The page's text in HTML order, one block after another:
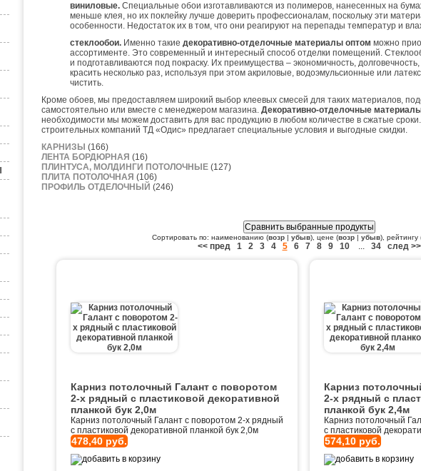
виниловые. Специальные обои изготавливаются из полимеров, нанесенных на
меньше клея, но их поклейку лучше доверить профессионалам, поскольку эти
особенности. Недостаток их в том, что они реагируют на перепады температур и
стеклообои. Именно такие декоративно-отделочные материалы оптом можно
ассортименте. Это современный и интересный способ отделки помещений.
и подготавливаются под покраску. Их преимущества – экономичность,
красить несколько раз, используя при этом акриловые, водоэмульсионные или
чистить.
Кроме обоев, мы предоставляем широкий выбор клеевых смесей для таких материалов,
самостоятельно или вместе с менеджером магазина. Декоративно-отделочные
необходимости мы можем доставить для вас продукцию в любом количестве в сжатые
строительных компаний ТД «Одис» предлагает специальные условия и выгодные скидки.
КАРНИЗЫ (166)
ЛЕНТА БОРДЮРНАЯ (16)
ПЛИНТУСА, МОЛДИНГИ ПОТОЛОЧНЫЕ (127)
ПЛИТА ПОТОЛОЧНАЯ (106)
ПРОФИЛЬ ОТДЕЛОЧНЫЙ (246)
Сортировать по: наименованию (возр| убыв), цене (возр| убыв), рейтингу
<< пред 1 2 3 4 5 6 7 8 9 10... 34 след >>
Карниз потолочный Галант с поворотом
2-х рядный с пластиковой декоративной
планкой бук 2,0м
Карниз потолочный Галант с поворотом 2-х рядный
с пластиковой декоративной планкой бук 2,0м
478,40 руб.
Карниз
2-х рядный с
планкой бук 2,4м
Карниз потолочный
с пластиковой
574,10 руб.